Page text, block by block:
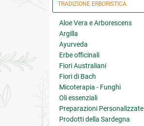
TRADIZIONE ERBORISTICA
Aloe Vera e Arborescens
Argilla
Ayurveda
Erbe officinali
Fiori Australiani
Fiori di Bach
Micoterapia - Funghi
Oli essenziali
Preparazioni Personalizzate
Prodotti della Sardegna